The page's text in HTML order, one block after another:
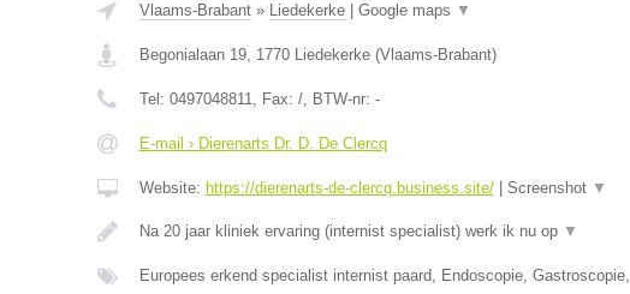
Vlaams-Brabant» Liedekerke| Google maps ▼
Begonialaan 19, 1770 Liedekerke(Vlaams-Brabant)
Tel: 0497048811, Fax: /, BTW-nr: -
E-mail › Dierenarts Dr. D. De Clercq
Website: https://dierenarts-de-clercq.business.site/| Screenshot ▼
Na 20 jaar kliniek ervaring (internist specialist) werk ik nu op ▼
Europees erkend specialist internist paard, Endoscopie, Gastroscopie,